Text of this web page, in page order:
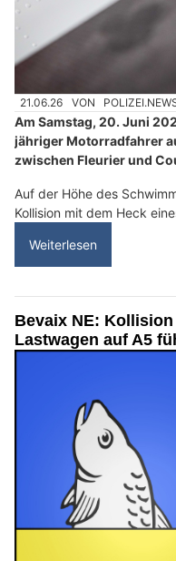
21.06.26 VON
Am Samstag, 20. Juni
jähriger Motorradfahrer
zwischen Fleurier und
Auf der Höhe des
Kollision mit dem Heck
Weiterlesen
Bevaix NE:
Lastwagen auf A5